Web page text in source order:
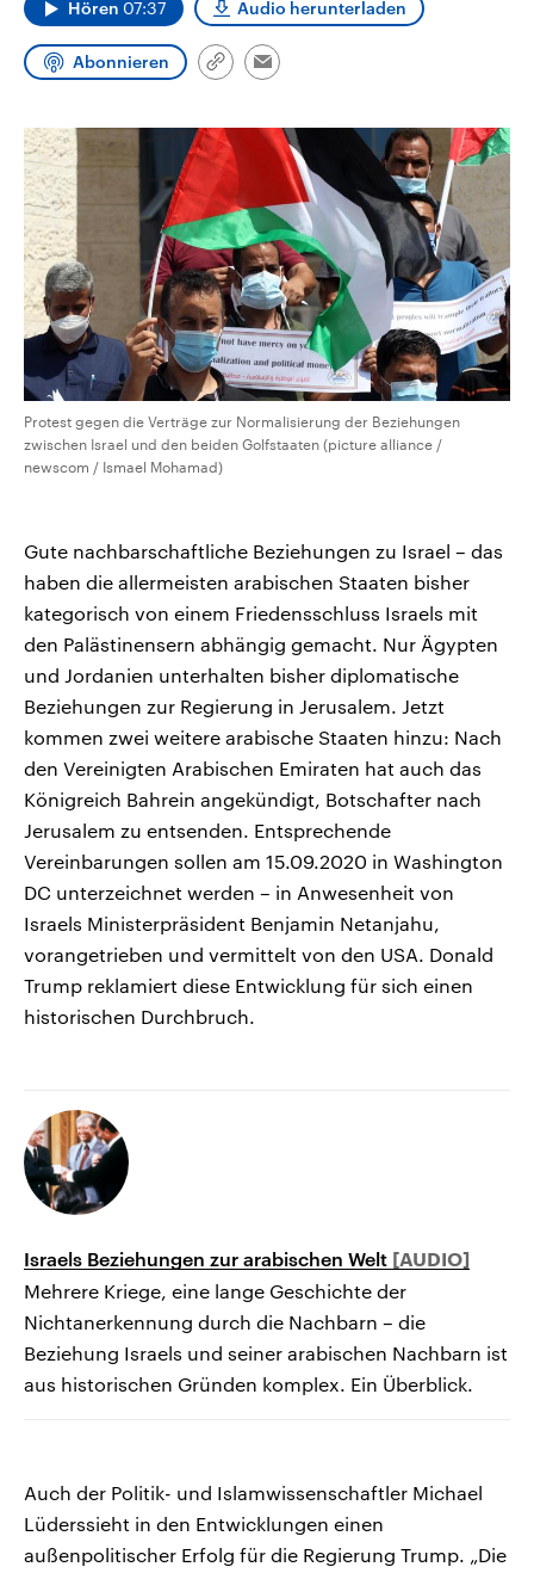
Hören 07:37 Audio herunterladen
Abonnieren
Link
Email
Protest gegen die Verträge zur Normalisierung der Beziehungen
zwischen Israel und den beiden Golfstaaten (picture alliance /
newscom / Ismael Mohamad)
Gute nachbarschaftliche Beziehungen zu Israel – das
haben die allermeisten arabischen Staaten bisher
kategorisch von einem Friedensschluss Israels mit
den Palästinensern abhängig gemacht. Nur Ägypten
und Jordanien unterhalten bisher diplomatische
Beziehungen zur Regierung in Jerusalem. Jetzt
kommen zwei weitere arabische Staaten hinzu: Nach
den Vereinigten Arabischen Emiraten hat auch das
Königreich Bahrein angekündigt, Botschafter nach
Jerusalem zu entsenden. Entsprechende
Vereinbarungen sollen am 15.09.2020 in Washington
DC unterzeichnet werden – in Anwesenheit von
Israels Ministerpräsident Benjamin Netanjahu,
vorangetrieben und vermittelt von den USA. Donald
Trump reklamiert diese Entwicklung für sich einen
historischen Durchbruch.
Israels Beziehungen zur arabischen Welt
Mehrere Kriege, eine lange Geschichte der
Nichtanerkennung durch die Nachbarn – die
Beziehung Israels und seiner arabischen Nachbarn ist
aus historischen Gründen komplex. Ein Überblick.
Auch der Politik- und Islamwissenschaftler Michael
Lüderssieht in den Entwicklungen einen
außenpolitischer Erfolg für die Regierung Trump. „Die